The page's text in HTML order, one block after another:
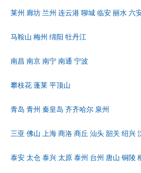
莱州 廊坊 兰州 连云港 聊城 临安 丽水 六
马鞍山 梅州 绵阳 牡丹江
南昌 南京 南宁 南通 宁波
攀枝花 蓬莱 平顶山
青岛 青州 秦皇岛 齐齐哈尔 泉州
三亚 佛山 上海 商洛 商丘 汕头 韶关 绍兴
泰安 太仓 泰兴 太原 泰州 台州 唐山 铜陵